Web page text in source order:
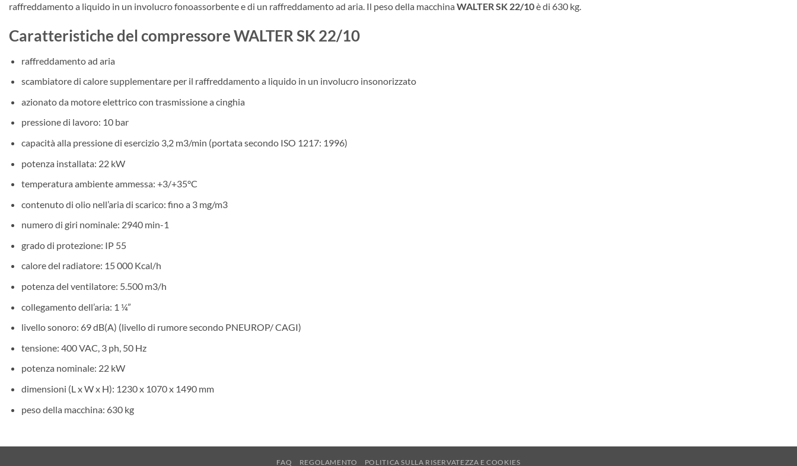
raffreddamento a liquido in un involucro fonoassorbente e di un raffreddamento ad aria. Il peso della macchina WALTER SK 22/10è di 630 kg.
Caratteristiche del compressore WALTER SK 22/10
raffreddamento ad aria
scambiatore di calore supplementare per il raffreddamento a liquido in un involucro insonorizzato
azionato da motore elettrico con trasmissione a cinghia
pressione di lavoro: 10 bar
capacità alla pressione di esercizio 3,2 m3/min (portata secondo ISO 1217: 1996)
potenza installata: 22 kW
temperatura ambiente ammessa: +3/+35°C
contenuto di olio nell’aria di scarico: fino a 3 mg/m3
numero di giri nominale: 2940 min-1
grado di protezione: IP 55
calore del radiatore: 15 000 Kcal/h
potenza del ventilatore: 5.500 m3/h
collegamento dell’aria: 1 ¼”
livello sonoro: 69 dB(A) (livello di rumore secondo PNEUROP/ CAGI)
tensione: 400 VAC, 3 ph, 50 Hz
potenza nominale: 22 kW
dimensioni (L x W x H): 1230 x 1070 x 1490 mm
peso della macchina: 630 kg
FAQ REGOLAMENTO POLITICA SULLA RISERVATEZZA E COOKIES